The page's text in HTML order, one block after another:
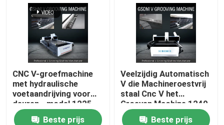
CNC V-groefmachine
met hydraulische
voetaandrijving voor
deuren - model 1225
Beste prijs
Veelzijdig Automatisch
V die Machineroestvrij
staal Cnc V het
Groeven Machine 1240
groeven
Beste prijs